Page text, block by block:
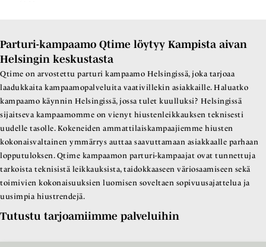
Parturi-kampaamo Qtime löytyy Kampista aivan
Helsingin keskustasta
Qtime on arvostettu parturi kampaamo Helsingissä, joka tarjoaa
laadukkaita kampaamopalveluita vaativillekin asiakkaille. Haluatko
kampaamo käynnin Helsingissä, jossa tulet kuulluksi? Helsingissä
sijaitseva kampaamomme on vienyt hiustenleikkauksen teknisesti
uudelle tasolle. Kokeneiden ammattilaiskampaajiemme hiusten
kokonaisvaltainen ymmärrys auttaa saavuttamaan asiakkaalle parhaan
lopputuloksen. Qtime kampaamon parturi-kampaajat ovat tunnettuja
tarkoista teknisistä leikkauksista, taidokkaaseen väriosaamiseen sekä
toimivien kokonaisuuksien luomisen soveltaen sopivuusajattelua ja
uusimpia hiustrendejä.
Tutustu tarjoamiimme palveluihin